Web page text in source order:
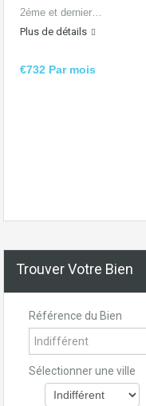
2éme et dernier…
Plus de détails
€732 Par mois
Trouver Votre Bien
Référence du Bien
Sélectionner une ville